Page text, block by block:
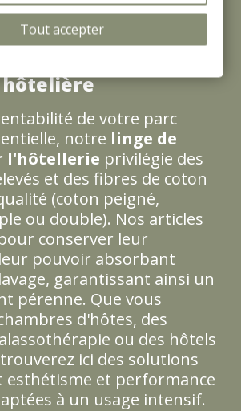
salle de bain en un
de bien-être.
et
de votre parc
notre linge de
l'hôtellerie privilégie des
et des fibres de coton
(coton peigné,
ou double). Nos articles
conserver leur
pouvoir absorbant
garantissant ainsi un
pérenne. Que vous
d'hôtes, des
ou des hôtels
ici des solutions
esthétisme et performance
à un usage intensif.
Tout accepter